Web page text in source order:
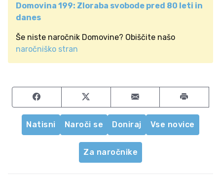
Domovina 199: Zloraba svobode pred 80 leti in
danes
Še niste naročnik Domovine? Obiščite našo
naročniško stran
Share on FacebookShare on TwitterShare by email
Natisni Naroči se Doniraj Vse novice
Za naročnike